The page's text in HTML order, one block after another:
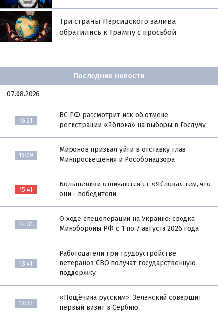
Три страны Персидского залива
обратились к Трампу с просьбой
Последние новости
07.08.2026
16:21
ВС РФ рассмотрит иск об отмене
регистрации «Яблока» на выборы в Госдуму
16:09
Миронов призвал уйти в отставку глав
Минпросвещения и Рособрнадзора
15:41
Большевики отличаются от «Яблока» тем, что
они - победители
14:31
О ходе спецоперации на Украине: сводка
Минобороны РФ с 1 по 7 августа 2026 года
13:41
Работодатели при трудоустройстве
ветеранов СВО получат государственную
поддержку
12:37
«Пощёчина русским»: Зеленский совершит
первый визит в Сербию